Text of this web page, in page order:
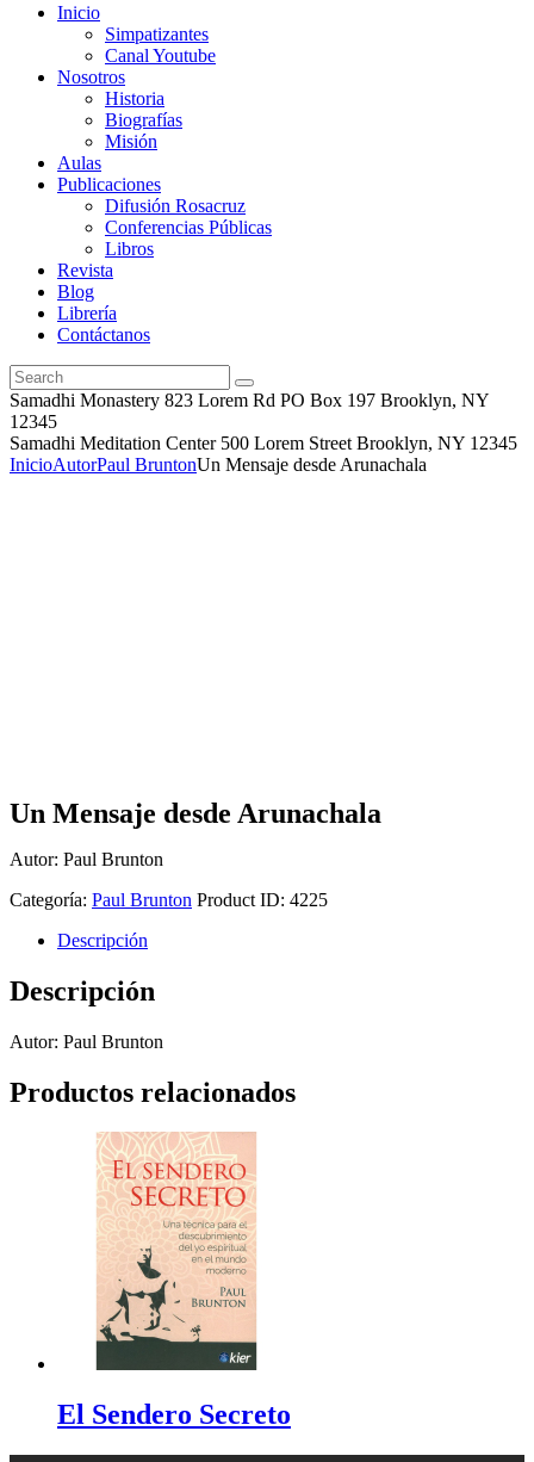
Inicio
Simpatizantes
Canal Youtube
Nosotros
Historia
Biografías
Misión
Aulas
Publicaciones
Difusión Rosacruz
Conferencias Públicas
Libros
Revista
Blog
Librería
Contáctanos
Samadhi Monastery 823 Lorem Rd PO Box 197 Brooklyn, NY
12345
Samadhi Meditation Center 500 Lorem Street Brooklyn, NY 12345
InicioAutorPaul BruntonUn Mensaje desde Arunachala
Un Mensaje desde Arunachala
Autor: Paul Brunton
Categoría: Paul Brunton Product ID: 4225
Descripción
Descripción
Autor: Paul Brunton
Productos relacionados
El Sendero Secreto